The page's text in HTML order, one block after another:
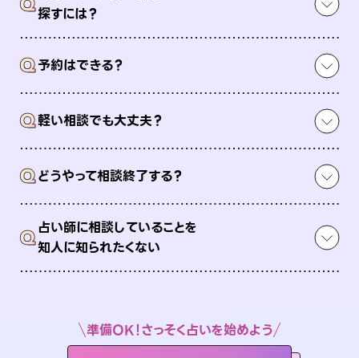
探すには？
Q予約はできる？
Q軽い相談でも大丈夫？
Qどうやって相談終了する？
Q占い師に相談していることを
知人に知られたくない
準備OK！さっそく占いを始めよう